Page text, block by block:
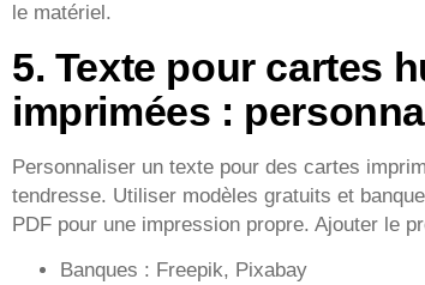
le matériel.
5. Texte pour cartes
imprimées :
Personnaliser un texte pour des cartes
tendresse. Utiliser modèles gratuits et
PDF pour une impression propre. Ajouter le
Banques : Freepik, Pixabay